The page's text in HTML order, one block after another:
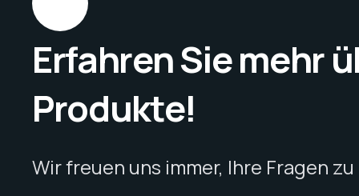
Erfahren Sie mehr
Produkte!
Wir freuen uns immer, Ihre Fragen